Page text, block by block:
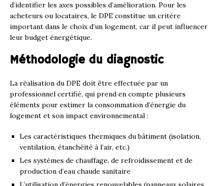
d’identifier les axes possibles d’amélioration. Pour les
acheteurs ou locataires, le DPE constitue un critère
important dans le choix d’un logement, car il peut influencer
leur budget énergétique.
Méthodologie du diagnostic
La réalisation du DPE doit être effectuée par un
professionnel certifié, qui prend en compte plusieurs
éléments pour estimer la consommation d’énergie du
logement et son impact environnemental :
Les caractéristiques thermiques du bâtiment (isolation,
ventilation, étanchéité à l’air, etc.)
Les systèmes de chauffage, de refroidissement et de
production d’eau chaude sanitaire